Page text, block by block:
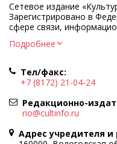
Сетевое издание
Зарегистрировано в
сфере связи,
Регистрационный номер
Учредитель КУ ВО
культуры»
Адрес учредителя и
Вологда, ул. Марии
Главный редактор —
Политика в отношении
Подробнее
Тел/факс:
+7 (8172) 21-04-24
Редакционно-
rio@cultinfo.ru
Адрес учредителя и